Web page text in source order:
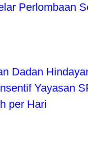
Perlombaan
Dadan
Yayasan
per Hari